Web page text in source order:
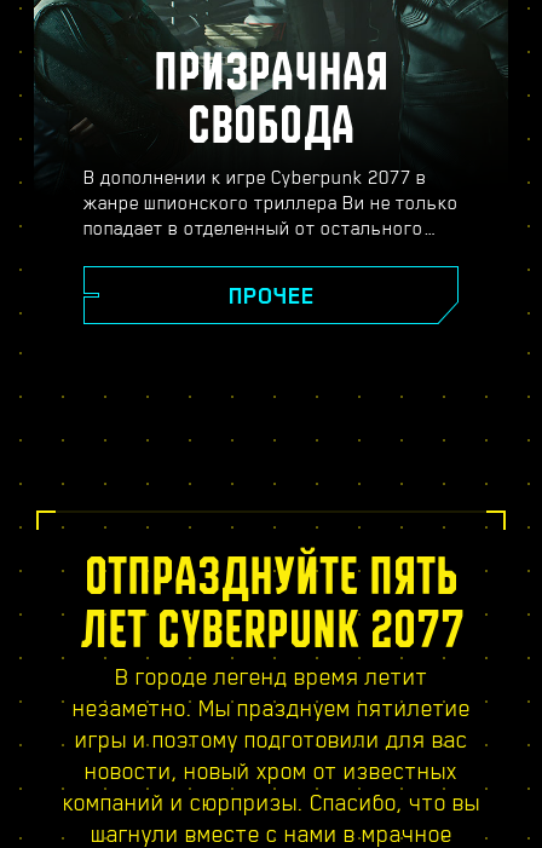
ПРИЗРАЧНАЯ
СВОБОДА
В дополнении к игре Cyberpunk 2077 в
жанре шпионского триллера Ви не только
попадает в отделенный от остального
профессионального шпионажа. Станьте
секретным агентом и распутайте плотный
много другое.
ПРОЧЕЕ
ОТПРАЗДНУЙТЕ ПЯТЬ
ЛЕТ CYBERPUNK 2077
В городе легенд время летит
незаметно. Мы празднуем пятилетие
игры и поэтому подготовили для вас
новости, новый хром от известных
компаний и сюрпризы. Спасибо, что вы
шагнули вместе с нами в мрачное